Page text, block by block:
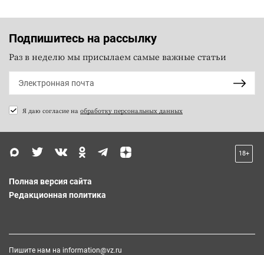
Подпишитесь на рассылку
Раз в неделю мы присылаем самые важные статьи
Я даю согласие на обработку персональных данных
18+
Полная версия сайта
Редакционная политика
Пишите нам на information@vz.ru